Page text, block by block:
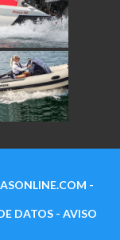
-
DATOS - AVISO